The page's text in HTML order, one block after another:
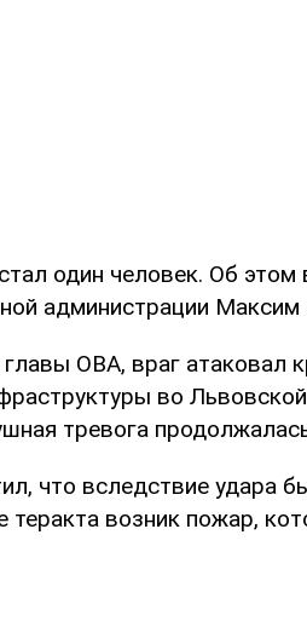
один человек. Об этом
администрации Максим
ОВА, враг атаковал
во
тревога
что вследствие удара
теракта возник пожар,